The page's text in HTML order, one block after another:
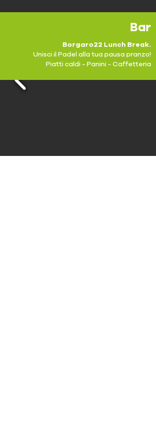
Bar
Borgaro22 Lunch Break.
Unisci il Padel alla tua pausa pranzo!
Piatti caldi - Panini - Caffetteria